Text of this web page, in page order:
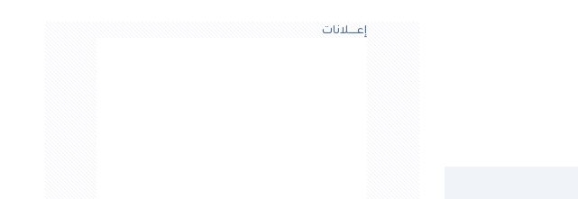
إعــــلانات